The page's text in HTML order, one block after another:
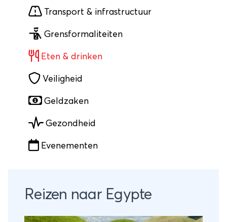
Transport & infrastructuur
Grensformaliteiten
Eten & drinken
Veiligheid
Geldzaken
Gezondheid
Evenementen
Reizen naar Egypte